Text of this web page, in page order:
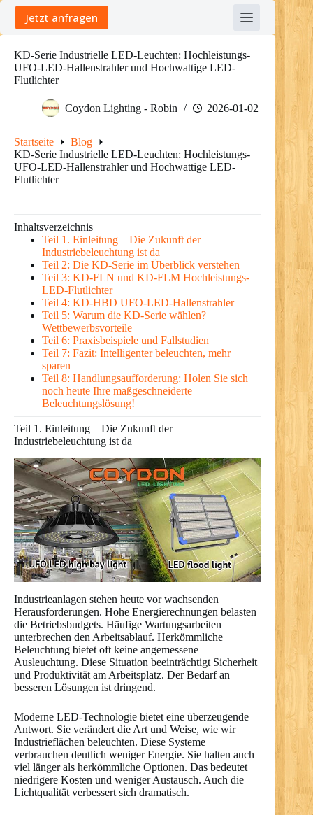
Skip
content
Jetzt anfragen
KD-Serie Industrielle LED-Leuchten: Hochleistungs-
UFO-LED-Hallenstrahler und Hochwattige LED-
Flutlichter
Coydon Lighting - Robin 2026-01-02
Startseite
Blog
KD-Serie Industrielle LED-Leuchten: Hochleistungs-
UFO-LED-Hallenstrahler und Hochwattige LED-
Flutlichter
Inhaltsverzeichnis
Teil 1. Einleitung – Die Zukunft der
Industriebeleuchtung ist da
Teil 2: Die KD-Serie im Überblick verstehen
Teil 3: KD-FLN und KD-FLM Hochleistungs-
LED-Flutlichter
Teil 4: KD-HBD UFO-LED-Hallenstrahler
Teil 5: Warum die KD-Serie wählen?
Wettbewerbsvorteile
Teil 6: Praxisbeispiele und Fallstudien
Teil 7: Fazit: Intelligenter beleuchten, mehr
sparen
Teil 8: Handlungsaufforderung: Holen Sie sich
noch heute Ihre maßgeschneiderte
Beleuchtungslösung!
Teil 1. Einleitung – Die Zukunft der
Industriebeleuchtung ist da
Industrieanlagen stehen heute vor wachsenden
Herausforderungen. Hohe Energierechnungen belasten
die Betriebsbudgets. Häufige Wartungsarbeiten
unterbrechen den Arbeitsablauf. Herkömmliche
Beleuchtung bietet oft keine angemessene
Ausleuchtung. Diese Situation beeinträchtigt Sicherheit
und Produktivität am Arbeitsplatz. Der Bedarf an
besseren Lösungen ist dringend.
Moderne LED-Technologie bietet eine überzeugende
Antwort. Sie verändert die Art und Weise, wie wir
Industrieflächen beleuchten. Diese Systeme
verbrauchen deutlich weniger Energie. Sie halten auch
viel länger als herkömmliche Optionen. Das bedeutet
niedrigere Kosten und weniger Austausch. Auch die
Lichtqualität verbessert sich dramatisch.